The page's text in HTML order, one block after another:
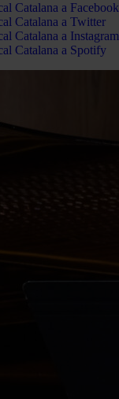
Catalana a Facebook
Catalana a Twitter
Catalana a Instagram
Catalana a Spotify